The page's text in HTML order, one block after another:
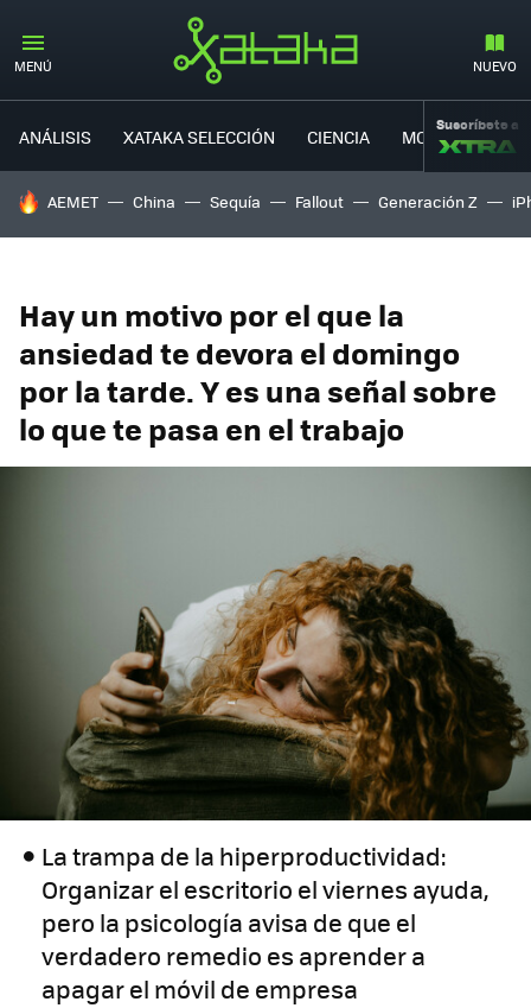
MENÚ NUEVO
ANÁLISIS XATAKA SELECCIÓN CIENCIA MOVILIDAD
Suscríbete a
HOY SE HABLA DE
AEMET China Sequía Fallout Generación Z
Hay un motivo por el que la
ansiedad te devora el domingo
por la tarde. Y es una señal sobre
lo que te pasa en el trabajo
La trampa de la hiperproductividad:
Organizar el escritorio el viernes ayuda,
pero la psicología avisa de que el
verdadero remedio es aprender a
apagar el móvil de empresa